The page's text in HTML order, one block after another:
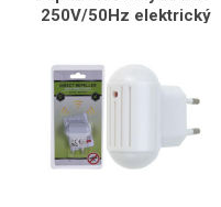
250V/50Hz elektrický